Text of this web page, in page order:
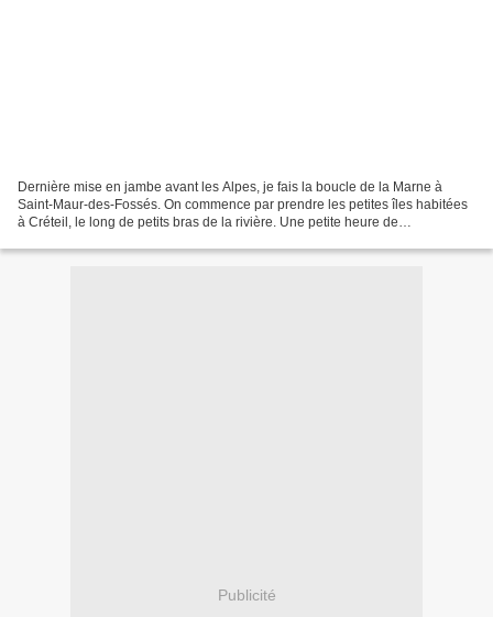
Dernière mise en jambe avant les Alpes, je fais la boucle de la Marne à
Saint-Maur-des-Fossés. On commence par prendre les petites îles habitées
à Créteil, le long de petits bras de la rivière. Une petite heure de
Publicité